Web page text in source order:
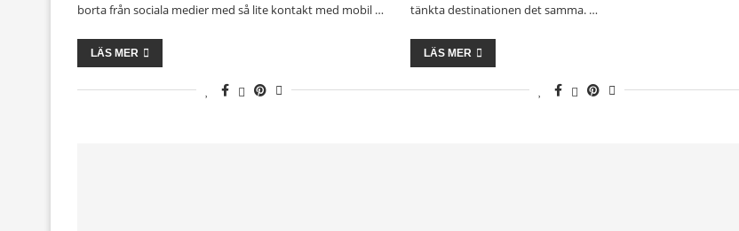
borta från sociala medier med så lite kontakt med mobil …
LÄS MER
tänkta destinationen det samma. …
LÄS MER